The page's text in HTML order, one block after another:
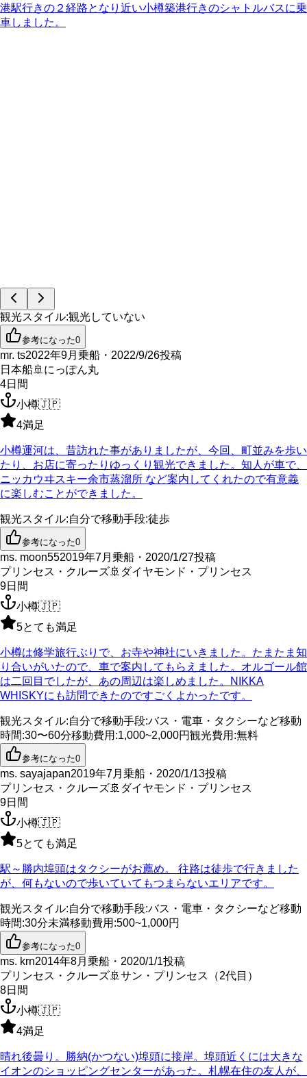
港駅行きの２経路となり近い小樽築港行きのシャトルバスに乗
車しました。
観光スタイル:観光していない
参考になった0
mr. ts2022年9月乗船・2022/9/26投稿
日本船🚢 にっぽん丸
4日間
小樽🇯🇵
4満足
小樽運河は、昔訪れた事がありましたが、今回、町並みを歩い
たり、お店に寄ったりゆっくり観光できました。知人が車で、
ニッカウヰスキー余市蒸溜所 など案内してくれたので有意義
に楽しむことができました。
観光スタイル:自分で移動手段:徒歩
参考になった0
ms. moon552019年7月乗船・2020/1/27投稿
プリンセス・クルーズ🚢 ダイヤモンド・プリンセス
9日間
小樽🇯🇵
5とても満足
小樽は修学旅行ぶりで、お寺や神社にいきました。たまたま知
り合いがいたので、車で案内してもらえました。オルゴール館
は二回目でしたが、あの周辺は楽しめました。NIKKA
WHISKYにも訪問できたのですごくよかったです。
観光スタイル:自分で移動手段:バス・電車・タクシーなど移動
時間:30〜60分移動費用 :1,000~2,000円観光費用 :無料
参考になった0
ms. sayajapan2019年7月乗船・2020/1/13投稿
プリンセス・クルーズ🚢 ダイヤモンド・プリンセス
9日間
小樽🇯🇵
5とても満足
駅～勝内埠頭はタクシーがお薦め。 往路は徒歩で行きました
が、何もないので歩いていてもつまらないエリアです。
観光スタイル:自分で移動手段:バス・電車・タクシーなど移動
時間:30分未満移動費用 :500~1,000円
参考になった0
ms. krn2014年8月乗船・2020/1/1投稿
プリンセス・クルーズ🚢 サン・プリンセス（2代目）
8日間
小樽🇯🇵
4満足
晴れ後曇り。勝納(かつない)埠頭に接岸。埠頭近くには大きな
イオンのショッピングセンターがあった。札幌在住の友人が、